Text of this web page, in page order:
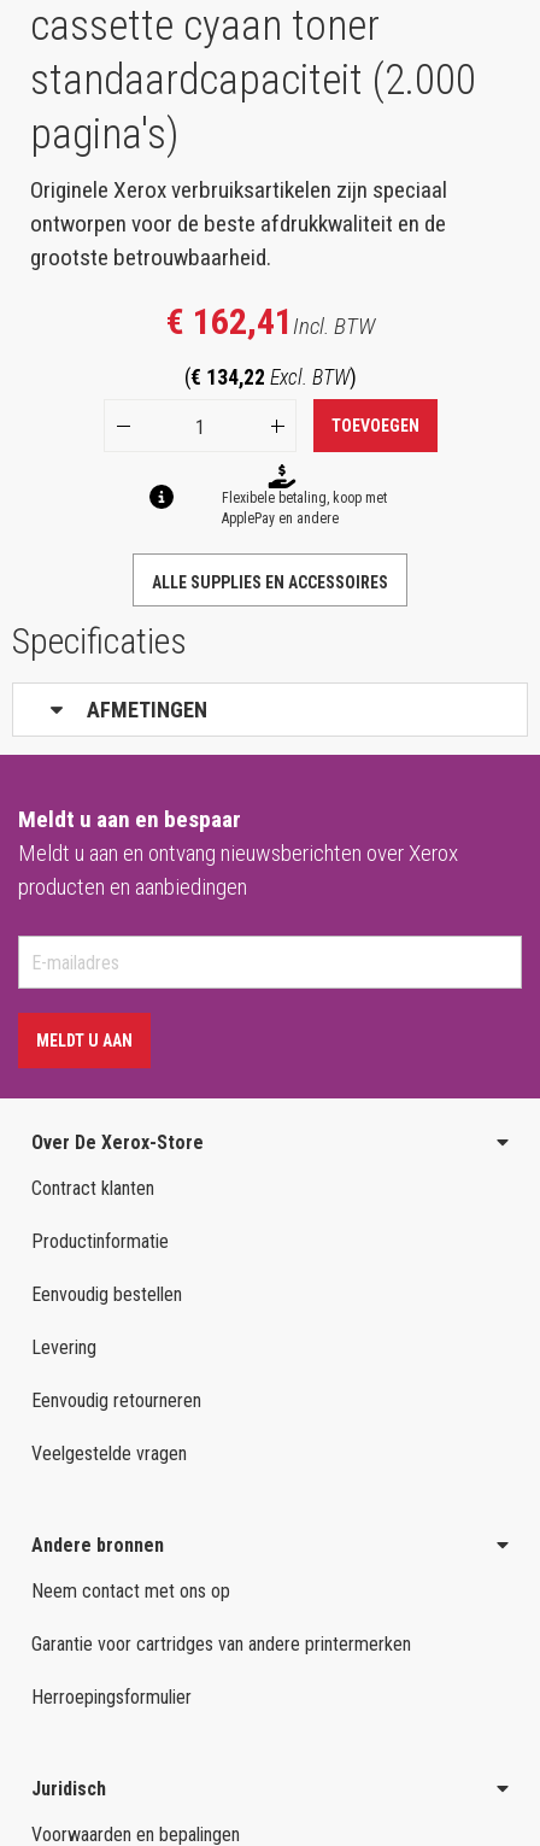
cassette cyaan toner
standaardcapaciteit (2.000
pagina's)
Originele Xerox verbruiksartikelen zijn speciaal
ontworpen voor de beste afdrukkwaliteit en de
grootste betrouwbaarheid.
€ 162,41Incl. BTW
(€ 134,22 Excl. BTW)
TOEVOEGEN
Flexibele betaling, koop met
ApplePay en andere
ALLE SUPPLIES EN ACCESSOIRES
Specificaties
AFMETINGEN
Meldt u aan en bespaar
Meldt u aan en ontvang nieuwsberichten over Xerox
producten en aanbiedingen
MELDT U AAN
Over De Xerox-Store
Contract klanten
Productinformatie
Eenvoudig bestellen
Levering
Eenvoudig retourneren
Veelgestelde vragen
Andere bronnen
Neem contact met ons op
Garantie voor cartridges van andere printermerken
Herroepingsformulier
Juridisch
Voorwaarden en bepalingen